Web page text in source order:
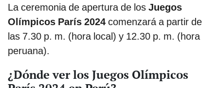
La ceremonia de apertura de los Juegos
Olímpicos París 2024 comenzará a partir de
las 7.30 p. m. (hora local) y 12.30 p. m. (hora
peruana).
¿Dónde ver los Juegos Olímpicos